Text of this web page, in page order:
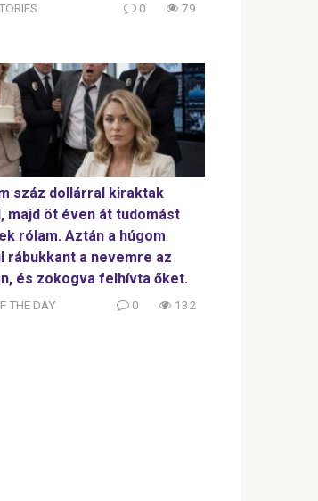
0 79
száz dollárral kiraktak
majd öt éven át tudomást
rólam. Aztán a húgom
rábukkant a nevemre az
és zokogva felhívta őket.
THE DAY 0 132